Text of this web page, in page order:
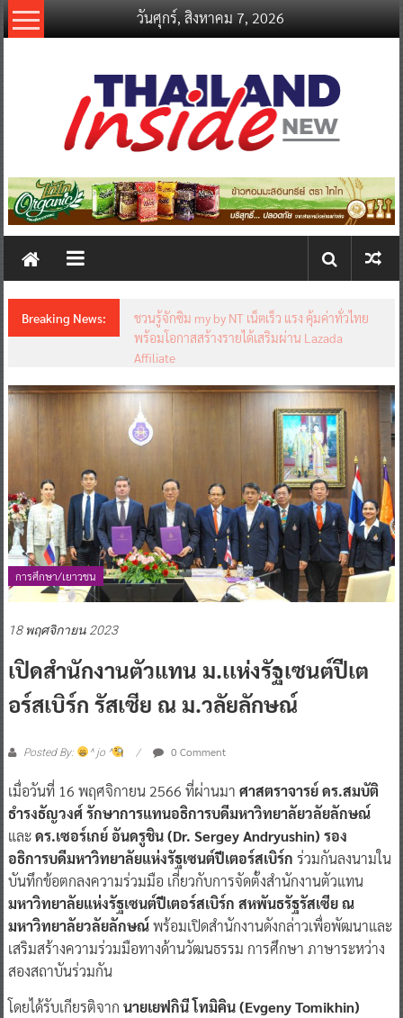
Skip
to
วันศุกร์, สิงหาคม 7, 2026
thailandinsidenew.com
Thailand
New
Breaking News:
ชวนรู้จักซิม my by NT เน็ตเร็ว แรง คุ้มค่าทั่วไทย
พร้อมโอกาสสร้างรายได้เสริมผ่าน Lazada
Affiliate
การศึกษา/เยาวชน
18 พฤศจิกายน 2023
เปิดสำนักงานตัวแทน ม.เเห่งรัฐเซนต์ปีเต
อร์สเบิร์ก รัสเซีย ณ ม.วลัยลักษณ์
Posted By: ^ jo ^ 0 Comment
เมื่อวันที่ 16 พฤศจิกายน 2566 ที่ผ่านมา ศาสตราจารย์ ดร.สมบัติ
ธำรงธัญวงศ์ รักษาการแทนอธิการบดีมหาวิทยาลัยวลัยลักษณ์
และดร.เซอร์เกย์ อันดรูชิน (Dr. Sergey Andryushin) รอง
อธิการบดีมหาวิทยาลัยแห่งรัฐเซนต์ปีเตอร์สเบิร์ก ร่วมกันลงนามใน
บันทึกข้อตกลงความร่วมมือ เกี่ยวกับการจัดตั้งสำนักงานตัวแทน
มหาวิทยาลัยแห่งรัฐเซนต์ปีเตอร์สเบิร์ก สหพันธรัฐรัสเซีย ณ
มหาวิทยาลัยวลัยลักษณ์พร้อมเปิดสำนักงานดังกล่าวเพื่อพัฒนาและ
เสริมสร้างความร่วมมือทางด้านวัฒนธรรม การศึกษา ภาษาระหว่าง
สองสถาบันร่วมกัน
โดยได้รับเกียรติจาก นายเยฟกินี โทมิคิน (Evgeny Tomikhin)